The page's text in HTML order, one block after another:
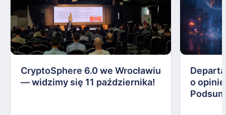
CryptoSphere 6.0 we Wrocławiu
— widzimy się 11 października!
o opinie